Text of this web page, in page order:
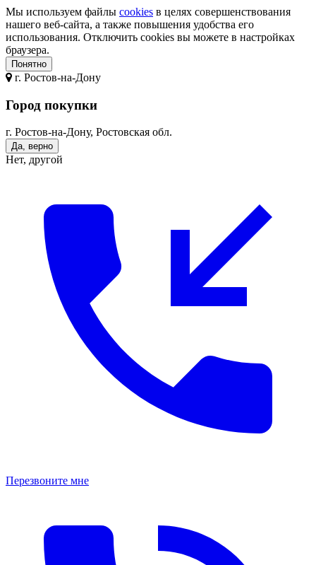
Мы используем файлы cookies в целях совершенствования
нашего веб-сайта, а также повышения удобства его
использования. Отключить cookies вы можете в настройках
браузера.
Понятно
г. Ростов-на-Дону
Город покупки
г. Ростов-на-Дону, Ростовская обл.
Да, верно
Нет, другой
Перезвоните мне